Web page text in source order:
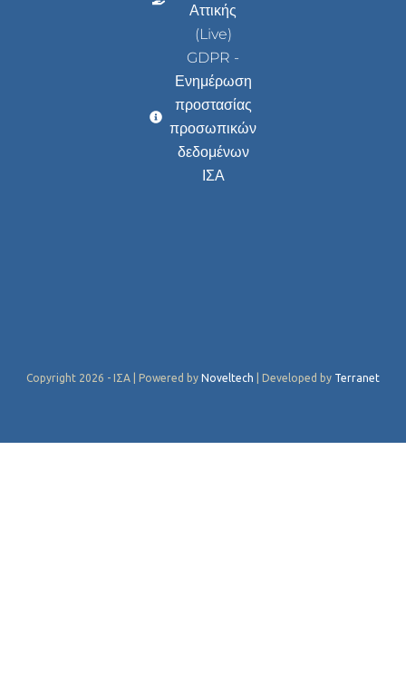
Αττικής
(Live)
GDPR -
Ενημέρωση
προστασίας
προσωπικών
δεδομένων
ΙΣΑ
Copyright 2026 - ΙΣΑ | Powered by Noveltech | Developed by Terranet